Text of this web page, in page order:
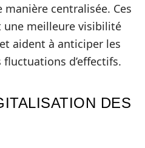
manière centralisée. Ces
meilleure visibilité
aident à anticiper les
d’effectifs.
DES